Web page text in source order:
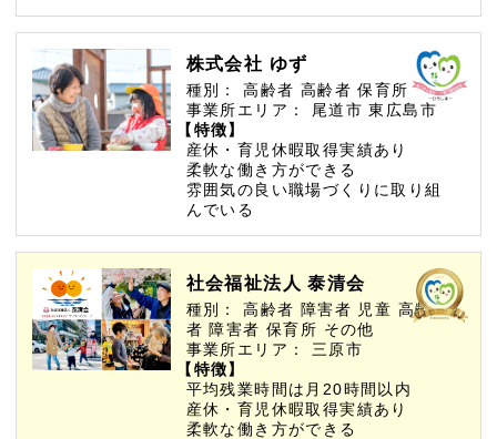
株式会社 ゆず
種別： 高齢者 高齢者保育所
事業所エリア：
尾道市東広島市
【特徴】
産休・育児休暇取得実績あり
柔軟な働き方ができる
雰囲気の良い職場づくりに取り組
んでいる
社会福祉法人 泰清会
種別： 高齢者 障害者 児童 高齢
者 障害者保育所 その他
事業所エリア：
三原市
【特徴】
平均残業時間は月20時間以内
産休・育児休暇取得実績あり
柔軟な働き方ができる